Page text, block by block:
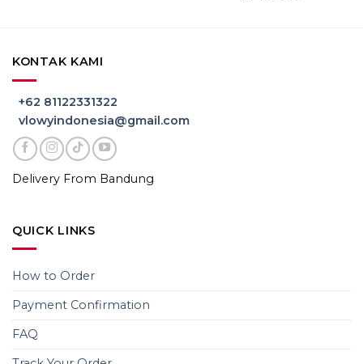
KONTAK KAMI
+62 81122331322
vlowyindonesia@gmail.com
Delivery From Bandung
QUICK LINKS
How to Order
Payment Confirmation
FAQ